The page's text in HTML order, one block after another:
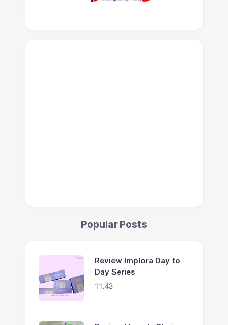
Popular Posts
Review Implora Day to
Day Series
11.43